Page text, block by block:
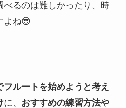
べるのは難しかったり、時
よね😎
フルートを始めようと考え
に、 おすすめの練習方法や